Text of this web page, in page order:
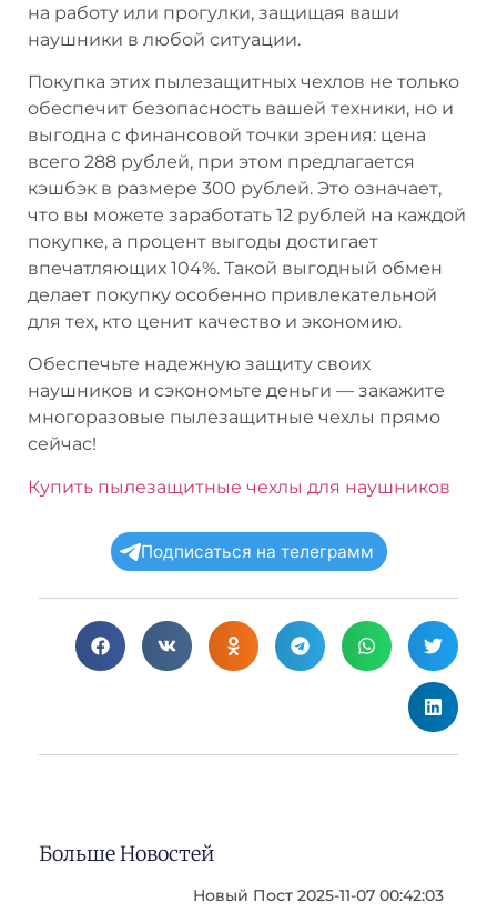
на работу или прогулки, защищая ваши
наушники в любой ситуации.
Покупка этих пылезащитных чехлов не только
обеспечит безопасность вашей техники, но и
выгодна с финансовой точки зрения: цена
всего 288 рублей, при этом предлагается
кэшбэк в размере 300 рублей. Это означает,
что вы можете заработать 12 рублей на каждой
покупке, а процент выгоды достигает
впечатляющих 104%. Такой выгодный обмен
делает покупку особенно привлекательной
для тех, кто ценит качество и экономию.
Обеспечьте надежную защиту своих
наушников и сэкономьте деньги — закажите
многоразовые пылезащитные чехлы прямо
сейчас!
Купить пылезащитные чехлы для наушников
Подписаться на телеграмм
Больше Новостей
Новый Пост 2025-11-07 00:42:03